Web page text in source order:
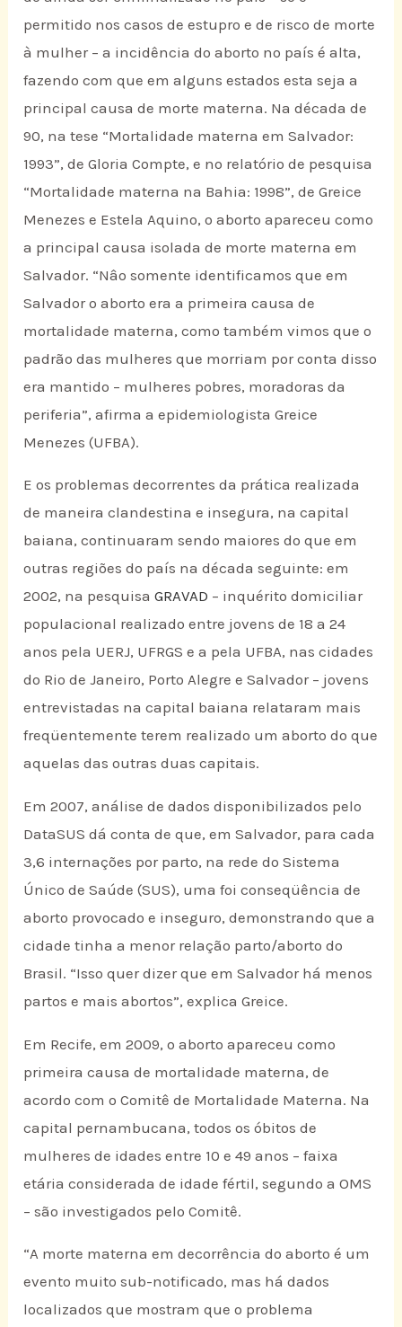
permitido nos casos de estupro e de risco de morte
à mulher – a incidência do aborto no país é alta,
fazendo com que em alguns estados esta seja a
principal causa de morte materna. Na década de
90, na tese “Mortalidade materna em Salvador:
1993”, de Gloria Compte, e no relatório de pesquisa
“Mortalidade materna na Bahia: 1998”, de Greice
Menezes e Estela Aquino, o aborto apareceu como
a principal causa isolada de morte materna em
Salvador. “Nâo somente identificamos que em
Salvador o aborto era a primeira causa de
mortalidade materna, como também vimos que o
padrão das mulheres que morriam por conta disso
era mantido – mulheres pobres, moradoras da
periferia”, afirma a epidemiologista Greice
Menezes (UFBA).
E os problemas decorrentes da prática realizada
de maneira clandestina e insegura, na capital
baiana, continuaram sendo maiores do que em
outras regiões do país na década seguinte: em
2002, na pesquisaGRAVAD – inquérito domiciliar
populacional realizado entre jovens de 18 a 24
anos pela UERJ, UFRGS e a pela UFBA, nas cidades
do Rio de Janeiro, Porto Alegre e Salvador – jovens
entrevistadas na capital baiana relataram mais
freqüentemente terem realizado um aborto do que
aquelas das outras duas capitais.
Em 2007, análise de dados disponibilizados pelo
DataSUS dá conta de que, em Salvador, para cada
3,6 internações por parto, na rede do Sistema
Único de Saúde (SUS), uma foi conseqüência de
aborto provocado e inseguro, demonstrando que a
cidade tinha a menor relação parto/aborto do
Brasil. “Isso quer dizer que em Salvador há menos
partos e mais abortos”, explica Greice.
Em Recife, em 2009, o aborto apareceu como
primeira causa de mortalidade materna, de
acordo com o Comitê de Mortalidade Materna. Na
capital pernambucana, todos os óbitos de
mulheres de idades entre 10 e 49 anos – faixa
etária considerada de idade fértil, segundo a OMS
– são investigados pelo Comitê.
“A morte materna em decorrência do aborto é um
evento muito sub-notificado, mas há dados
localizados que mostram que o problema